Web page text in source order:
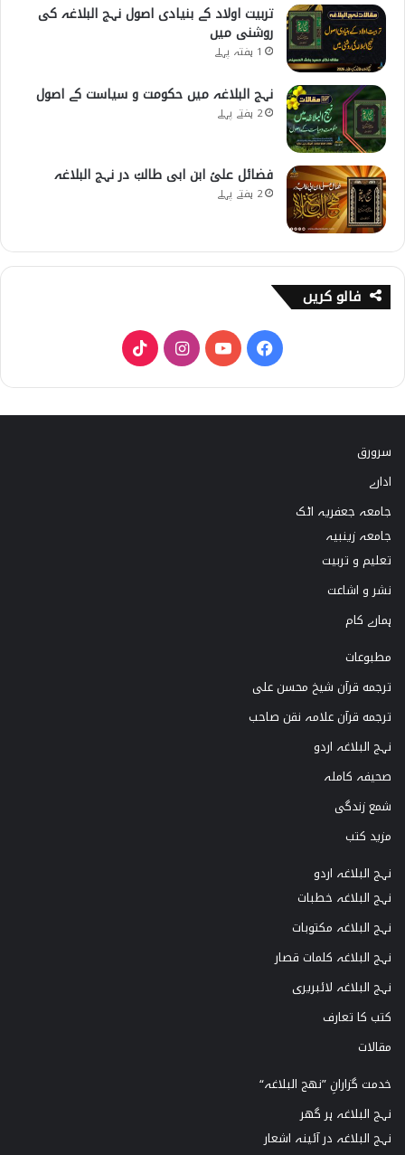
تربیت اولاد کے بنیادی اصول نہج البلاغہ کی
روشنی میں
1 ہفتہ پہلے
نہج البلاغہ میں حکومت و سیاست کے اصول
2 ہفتے پہلے
فضائل علیؑ ابن ابی طالبؑ در نہج البلاغہ
2 ہفتے پہلے
فالو کریں
F
a
c
Y
o
u
n
s
T
i
k
سرورق
ادارے
جامعہ جعفریہ اٹک
جامعہ زینبیہ
تعلیم و تربیت
نشر و اشاعت
ہمارے کام
مطبوعات
ترجمه قرآن شیخ محسن علی
ترجمه قرآن علامہ نقن صاحب
نہج البلاغہ اردو
صحیفہ کاملہ
شمع زندگی
مزید کتب
نہج البلاغہ اردو
نہج البلاغہ خطبات
نہج البلاغہ مکتوبات
نہج البلاغہ کلمات قصار
نہج البلاغہ لائبریری
کتب کا تعارف
مقالات
خدمت گزارانِ ”نھج البلاغہ“
نہج البلاغہ ہر گھر
نہج البلاغہ در آئینہ اشعار